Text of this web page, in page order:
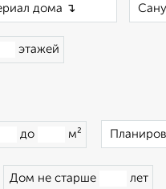
этажей
до м²
Дом не старше лет